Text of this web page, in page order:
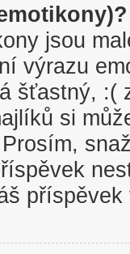
jsou
výrazu
šťastný, :(
si